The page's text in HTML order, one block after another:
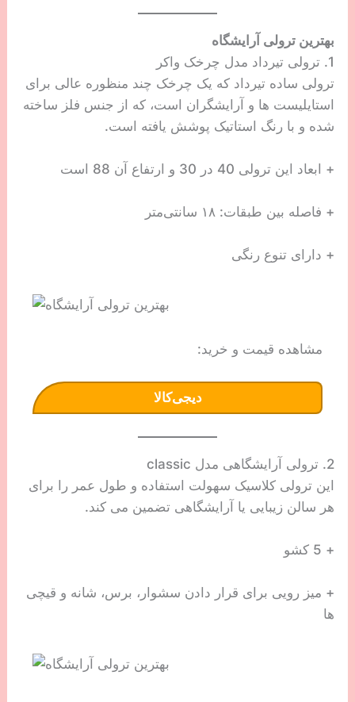
بهترین ترولی آرایشگاه
1. ترولی تیرداد مدل چرخک واکر
ترولی ساده تیرداد که یک چرخک چند منظوره عالی برای
استایلیست ها و آرایشگران است، که از جنس فلز ساخته
شده و با رنگ استاتیک پوشش یافته است.
+ ابعاد این ترولی 40 در 30 و ارتفاع آن 88 است
+ فاصله بین طبقات: ۱۸ سانتی‌متر
+ دارای تنوع رنگی
مشاهده قیمت و خرید:
دیجی‌کالا
2. ترولی آرایشگاهی مدل classic
این ترولی کلاسیک سهولت استفاده و طول عمر را برای
هر سالن زیبایی یا آرایشگاهی تضمین می کند.
+ 5 کشو
+ میز رویی برای قرار دادن سشوار، برس، شانه و قیچی
ها